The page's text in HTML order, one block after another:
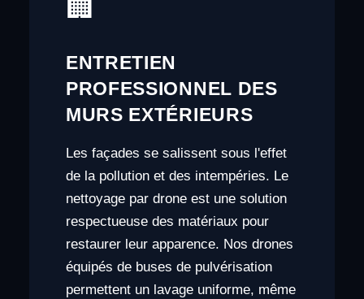
🏢
ENTRETIEN
PROFESSIONNEL DES
MURS EXTÉRIEURS
Les façades se salissent sous l'effet
de la pollution et des intempéries. Le
nettoyage par drone est une solution
respectueuse des matériaux pour
restaurer leur apparence. Nos drones
équipés de buses de pulvérisation
permettent un lavage uniforme, même